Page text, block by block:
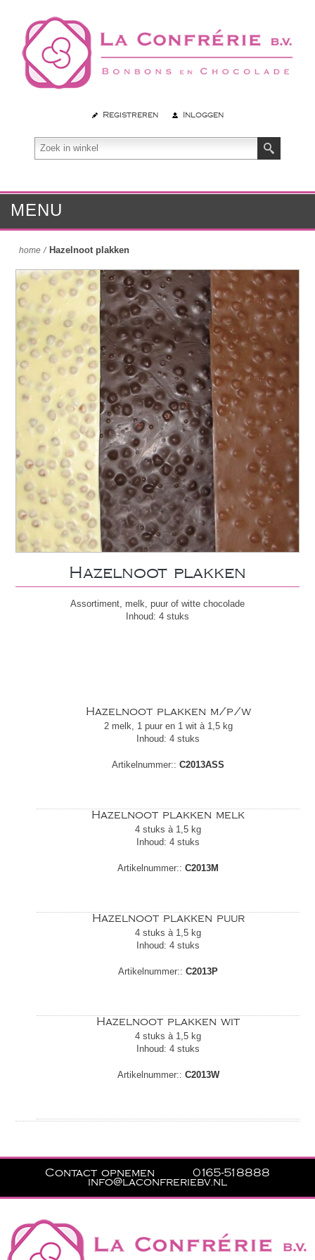
Registreren Inloggen
MENU
home / Hazelnoot plakken
Hazelnoot plakken
Assortiment, melk, puur of witte chocolade
Inhoud: 4 stuks
Hazelnoot plakken m/p/w
2 melk, 1 puur en 1 wit à 1,5 kg
Inhoud: 4 stuks
Artikelnummer:: C2013ASS
Hazelnoot plakken melk
4 stuks à 1,5 kg
Inhoud: 4 stuks
Artikelnummer:: C2013M
Hazelnoot plakken puur
4 stuks à 1,5 kg
Inhoud: 4 stuks
Artikelnummer:: C2013P
Hazelnoot plakken wit
4 stuks à 1,5 kg
Inhoud: 4 stuks
Artikelnummer:: C2013W
Contact opnemen
0165-518888
info@laconfreriebv.nl